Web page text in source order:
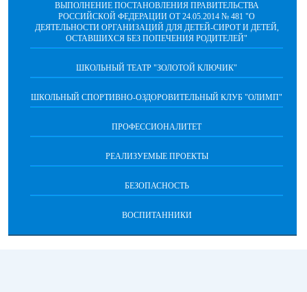
ВЫПОЛНЕНИЕ ПОСТАНОВЛЕНИЯ ПРАВИТЕЛЬСТВА
РОССИЙСКОЙ ФЕДЕРАЦИИ ОТ 24.05.2014 № 481 "О
ДЕЯТЕЛЬНОСТИ ОРГАНИЗАЦИЙ ДЛЯ ДЕТЕЙ-СИРОТ И ДЕТЕЙ,
ОСТАВШИХСЯ БЕЗ ПОПЕЧЕНИЯ РОДИТЕЛЕЙ"
ШКОЛЬНЫЙ ТЕАТР "ЗОЛОТОЙ КЛЮЧИК"
ШКОЛЬНЫЙ СПОРТИВНО-ОЗДОРОВИТЕЛЬНЫЙ КЛУБ "ОЛИМП"
ПРОФЕССИОНАЛИТЕТ
РЕАЛИЗУЕМЫЕ ПРОЕКТЫ
БЕЗОПАСНОСТЬ
ВОСПИТАННИКИ